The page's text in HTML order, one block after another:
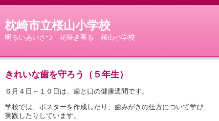
枕崎市立桜山小学校
明るいあいさつ 花咲き香る 桜山小学校
きれいな歯を守ろう（５年生）
６月４日～１０日は、歯と口の健康週間です。
学校では、ポスターを作成したり、歯みがきの仕方について学び、
実践したりしています。